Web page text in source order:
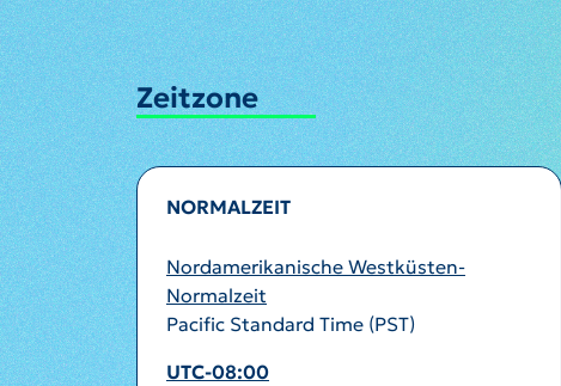
Zeitzone
NORMALZEIT
Nordamerikanische Westküsten-
Normalzeit
Pacific Standard Time (PST)
UTC-08:00